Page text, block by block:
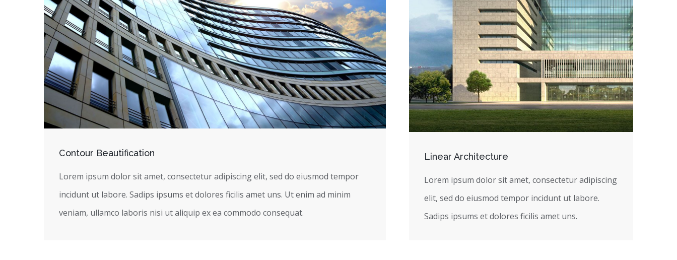
Contour Beautification
Lorem ipsum dolor sit amet, consectetur adipiscing elit, sed do eiusmod tempor
incidunt ut labore. Sadips ipsums et dolores ficilis amet uns. Ut enim ad minim
veniam, ullamco laboris nisi ut aliquip ex ea commodo consequat.
Linear Architecture
Lorem ipsum dolor sit amet, consectetur adipiscing
elit, sed do eiusmod tempor incidunt ut labore.
Sadips ipsums et dolores ficilis amet uns.